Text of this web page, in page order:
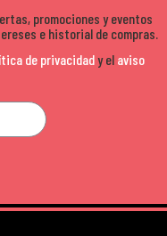
promociones y eventos
e historial de compras.
de privacidady el aviso